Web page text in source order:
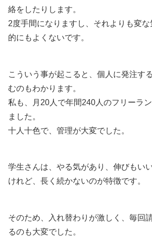
絡をしたりします。
2度手間になりますし、それよりも変
的にもよくないです。
こういう事が起こると、個人に発注す
むのもわかります。
私も、月20人で年間240人のフリーラ
ました。
十人十色で、管理が大変でした。
学生さんは、やる気があり、伸びもい
けれど、長く続かないのが特徴です。
そのため、入れ替わりが激しく、毎回
るのも大変でした。